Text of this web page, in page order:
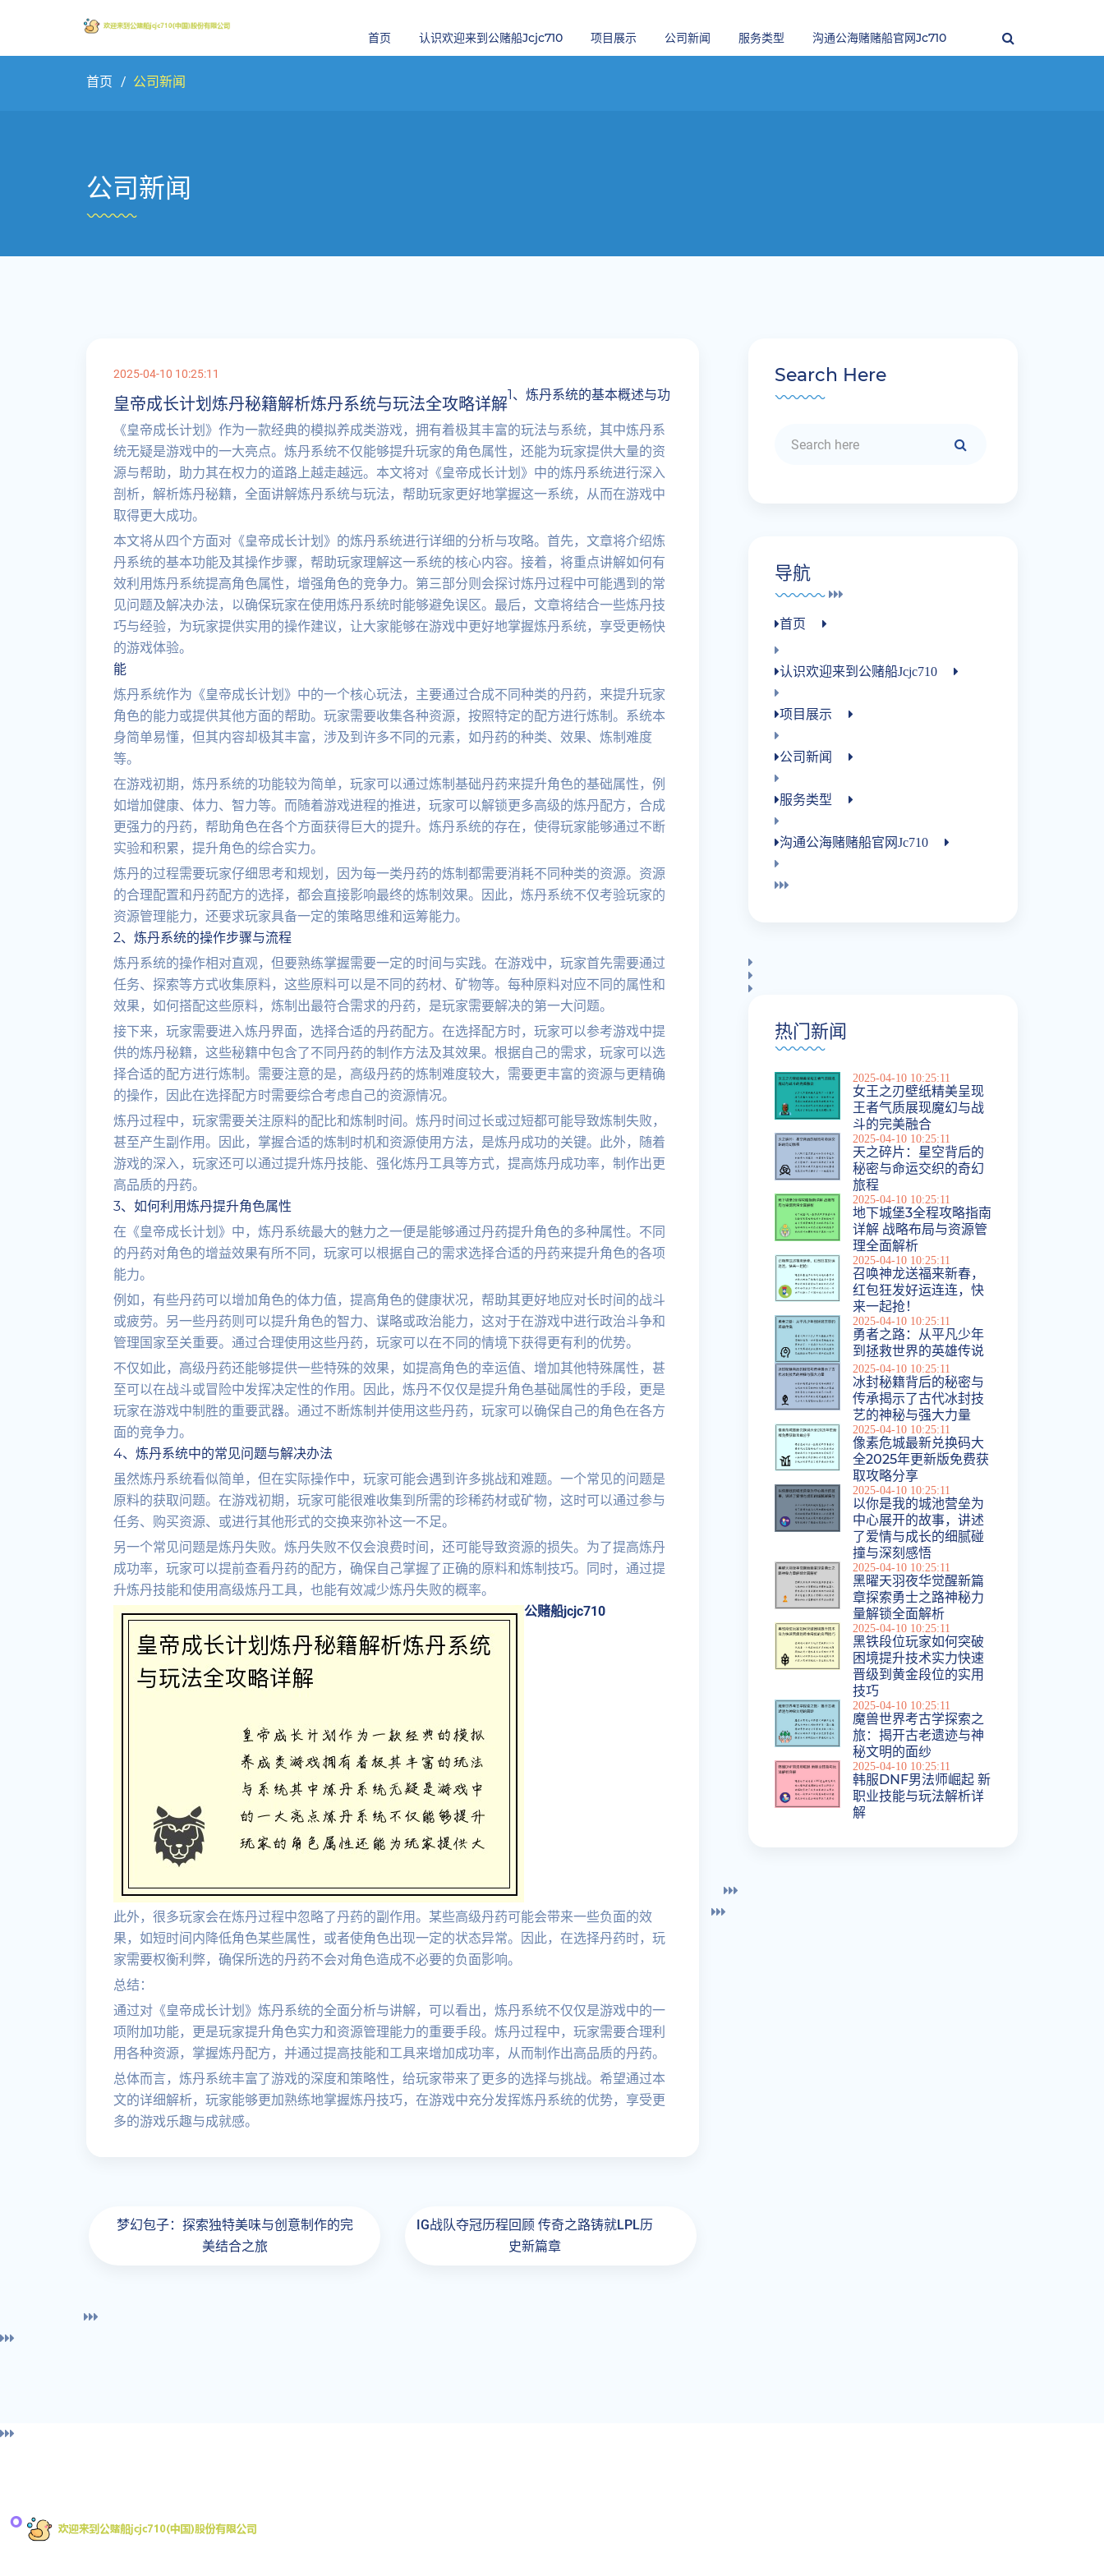
首页 认识欢迎来到公赌船jcjc710 项目展示 公司新闻 服务类型 沟通公海赌赌船官网jc710
首页 公司新闻
公司新闻
2025-04-10 10:25:11
皇帝成长计划炼丹秘籍解析炼丹系统与玩法全攻略详解
《皇帝成长计划》作为一款经典的模拟养成类游戏，拥有着极其丰富的玩法与系统，其中炼丹系
统无疑是游戏中的一大亮点。炼丹系统不仅能够提升玩家的角色属性，还能为玩家提供大量的资
源与帮助，助力其在权力的道路上越走越远。本文将对《皇帝成长计划》中的炼丹系统进行深入
剖析，解析炼丹秘籍，全面讲解炼丹系统与玩法，帮助玩家更好地掌握这一系统，从而在游戏中
取得更大成功。
本文将从四个方面对《皇帝成长计划》的炼丹系统进行详细的分析与攻略。首先，文章将介绍炼
丹系统的基本功能及其操作步骤，帮助玩家理解这一系统的核心内容。接着，将重点讲解如何有
效利用炼丹系统提高角色属性，增强角色的竞争力。第三部分则会探讨炼丹过程中可能遇到的常
见问题及解决办法，以确保玩家在使用炼丹系统时能够避免误区。最后，文章将结合一些炼丹技
巧与经验，为玩家提供实用的操作建议，让大家能够在游戏中更好地掌握炼丹系统，享受更畅快
的游戏体验。
1、炼丹系统的基本概述与功
能
炼丹系统作为《皇帝成长计划》中的一个核心玩法，主要通过合成不同种类的丹药，来提升玩家
角色的能力或提供其他方面的帮助。玩家需要收集各种资源，按照特定的配方进行炼制。系统本
身简单易懂，但其内容却极其丰富，涉及到许多不同的元素，如丹药的种类、效果、炼制难度
等。
在游戏初期，炼丹系统的功能较为简单，玩家可以通过炼制基础丹药来提升角色的基础属性，例
如增加健康、体力、智力等。而随着游戏进程的推进，玩家可以解锁更多高级的炼丹配方，合成
更强力的丹药，帮助角色在各个方面获得巨大的提升。炼丹系统的存在，使得玩家能够通过不断
实验和积累，提升角色的综合实力。
炼丹的过程需要玩家仔细思考和规划，因为每一类丹药的炼制都需要消耗不同种类的资源。资源
的合理配置和丹药配方的选择，都会直接影响最终的炼制效果。因此，炼丹系统不仅考验玩家的
资源管理能力，还要求玩家具备一定的策略思维和运筹能力。
2、炼丹系统的操作步骤与流程
炼丹系统的操作相对直观，但要熟练掌握需要一定的时间与实践。在游戏中，玩家首先需要通过
任务、探索等方式收集原料，这些原料可以是不同的药材、矿物等。每种原料对应不同的属性和
效果，如何搭配这些原料，炼制出最符合需求的丹药，是玩家需要解决的第一大问题。
接下来，玩家需要进入炼丹界面，选择合适的丹药配方。在选择配方时，玩家可以参考游戏中提
供的炼丹秘籍，这些秘籍中包含了不同丹药的制作方法及其效果。根据自己的需求，玩家可以选
择合适的配方进行炼制。需要注意的是，高级丹药的炼制难度较大，需要更丰富的资源与更精确
的操作，因此在选择配方时需要综合考虑自己的资源情况。
炼丹过程中，玩家需要关注原料的配比和炼制时间。炼丹时间过长或过短都可能导致炼制失败，
甚至产生副作用。因此，掌握合适的炼制时机和资源使用方法，是炼丹成功的关键。此外，随着
游戏的深入，玩家还可以通过提升炼丹技能、强化炼丹工具等方式，提高炼丹成功率，制作出更
高品质的丹药。
3、如何利用炼丹提升角色属性
在《皇帝成长计划》中，炼丹系统最大的魅力之一便是能够通过丹药提升角色的多种属性。不同
的丹药对角色的增益效果有所不同，玩家可以根据自己的需求选择合适的丹药来提升角色的各项
能力。
例如，有些丹药可以增加角色的体力值，提高角色的健康状况，帮助其更好地应对长时间的战斗
或疲劳。另一些丹药则可以提升角色的智力、谋略或政治能力，这对于在游戏中进行政治斗争和
管理国家至关重要。通过合理使用这些丹药，玩家可以在不同的情境下获得更有利的优势。
不仅如此，高级丹药还能够提供一些特殊的效果，如提高角色的幸运值、增加其他特殊属性，甚
至可以在战斗或冒险中发挥决定性的作用。因此，炼丹不仅仅是提升角色基础属性的手段，更是
玩家在游戏中制胜的重要武器。通过不断炼制并使用这些丹药，玩家可以确保自己的角色在各方
面的竞争力。
4、炼丹系统中的常见问题与解决办法
虽然炼丹系统看似简单，但在实际操作中，玩家可能会遇到许多挑战和难题。一个常见的问题是
原料的获取问题。在游戏初期，玩家可能很难收集到所需的珍稀药材或矿物，这时可以通过参与
任务、购买资源、或进行其他形式的交换来弥补这一不足。
另一个常见问题是炼丹失败。炼丹失败不仅会浪费时间，还可能导致资源的损失。为了提高炼丹
成功率，玩家可以提前查看丹药的配方，确保自己掌握了正确的原料和炼制技巧。同时，通过提
升炼丹技能和使用高级炼丹工具，也能有效减少炼丹失败的概率。
公赌船jcjc710
此外，很多玩家会在炼丹过程中忽略了丹药的副作用。某些高级丹药可能会带来一些负面的效
果，如短时间内降低角色某些属性，或者使角色出现一定的状态异常。因此，在选择丹药时，玩
家需要权衡利弊，确保所选的丹药不会对角色造成不必要的负面影响。
总结：
通过对《皇帝成长计划》炼丹系统的全面分析与讲解，可以看出，炼丹系统不仅仅是游戏中的一
项附加功能，更是玩家提升角色实力和资源管理能力的重要手段。炼丹过程中，玩家需要合理利
用各种资源，掌握炼丹配方，并通过提高技能和工具来增加成功率，从而制作出高品质的丹药。
总体而言，炼丹系统丰富了游戏的深度和策略性，给玩家带来了更多的选择与挑战。希望通过本
文的详细解析，玩家能够更加熟练地掌握炼丹技巧，在游戏中充分发挥炼丹系统的优势，享受更
多的游戏乐趣与成就感。
梦幻包子：探索独特美味与创意制作的完
美结合之旅
IG战队夺冠历程回顾 传奇之路铸就LPL历
史新篇章
Search Here
导航
首页
认识欢迎来到公赌船jcjc710
项目展示
公司新闻
服务类型
沟通公海赌赌船官网jc710
热门新闻
2025-04-10 10:25:11
女王之刃壁纸精美呈现
王者气质展现魔幻与战
斗的完美融合
2025-04-10 10:25:11
天之碎片：星空背后的
秘密与命运交织的奇幻
旅程
2025-04-10 10:25:11
地下城堡3全程攻略指南
详解 战略布局与资源管
理全面解析
2025-04-10 10:25:11
召唤神龙送福来新春，
红包狂发好运连连，快
来一起抢！
2025-04-10 10:25:11
勇者之路：从平凡少年
到拯救世界的英雄传说
2025-04-10 10:25:11
冰封秘籍背后的秘密与
传承揭示了古代冰封技
艺的神秘与强大力量
2025-04-10 10:25:11
像素危城最新兑换码大
全2025年更新版免费获
取攻略分享
2025-04-10 10:25:11
以你是我的城池营垒为
中心展开的故事，讲述
了爱情与成长的细腻碰
撞与深刻感悟
2025-04-10 10:25:11
黑曜天羽夜华觉醒新篇
章探索勇士之路神秘力
量解锁全面解析
2025-04-10 10:25:11
黑铁段位玩家如何突破
困境提升技术实力快速
晋级到黄金段位的实用
技巧
2025-04-10 10:25:11
魔兽世界考古学探索之
旅：揭开古老遗迹与神
秘文明的面纱
2025-04-10 10:25:11
韩服DNF男法师崛起 新
职业技能与玩法解析详
解